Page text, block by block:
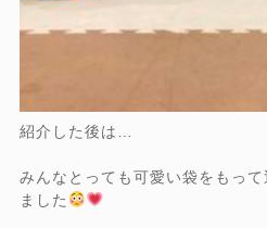
紹介した後は…
みんなとっても可愛い袋をもっ
ました